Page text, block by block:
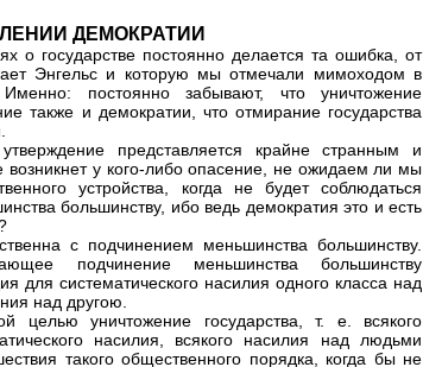
ДЕМОКРАТИИ
о государстве постоянно делается та ошибка, от
Энгельс и которую мы отмечали мимоходом в
постоянно забывают, что уничтожение
также и демократии, что отмирание государства
представляется крайне странным и
у кого-либо опасение, не ожидаем ли мы
устройства, когда не будет соблюдаться
большинству, ибо ведь демократия это и есть
с подчинением меньшинства большинству.
подчинение меньшинства большинству
для систематического насилия одного класса над
над другою.
целью уничтожение государства, т. е. всякого
насилия, всякого насилия над людьми
такого общественного порядка, когда бы не